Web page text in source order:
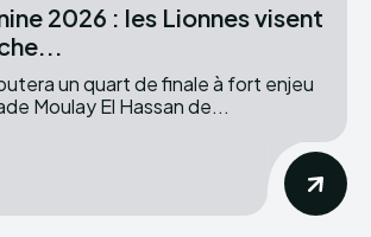
2026 : les Lionnes visent
un quart de finale à fort enjeu
Moulay El Hassan de...